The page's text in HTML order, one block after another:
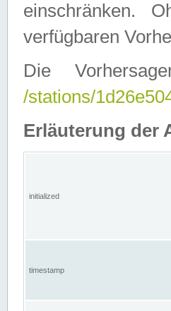
einschränken.
verfügbaren
Die
/stations/
Erläuterung der
initialized
timestamp